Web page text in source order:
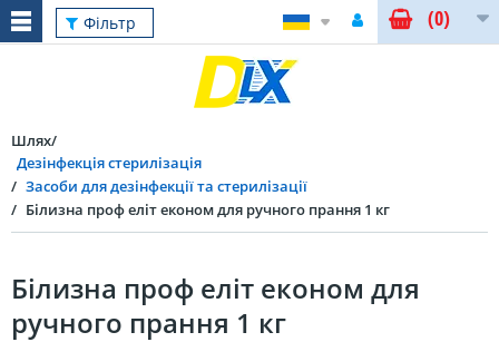
Фільтр (0)
Шлях
Дезінфекція стерилізація
Засоби для дезінфекції та стерилізації
Білизна проф еліт економ для ручного прання 1 кг
Білизна проф еліт економ для
ручного прання 1 кг